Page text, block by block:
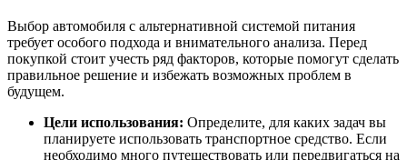
Выбор автомобиля с альтернативной системой питания
требует особого подхода и внимательного анализа. Перед
покупкой стоит учесть ряд факторов, которые помогут сделать
правильное решение и избежать возможных проблем в
будущем.
Цели использования: Определите, для каких задач вы
планируете использовать транспортное средство. Если
необходимо много путешествовать или передвигаться на